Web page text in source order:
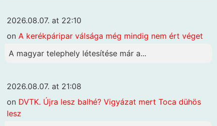
2026.08.07. at 22:10
on A kerékpáripar válsága még mindig nem ért véget
A magyar telephely létesítése már a...
2026.08.07. at 21:08
on DVTK. Újra lesz balhé? Vigyázat mert Toca dühös
lesz